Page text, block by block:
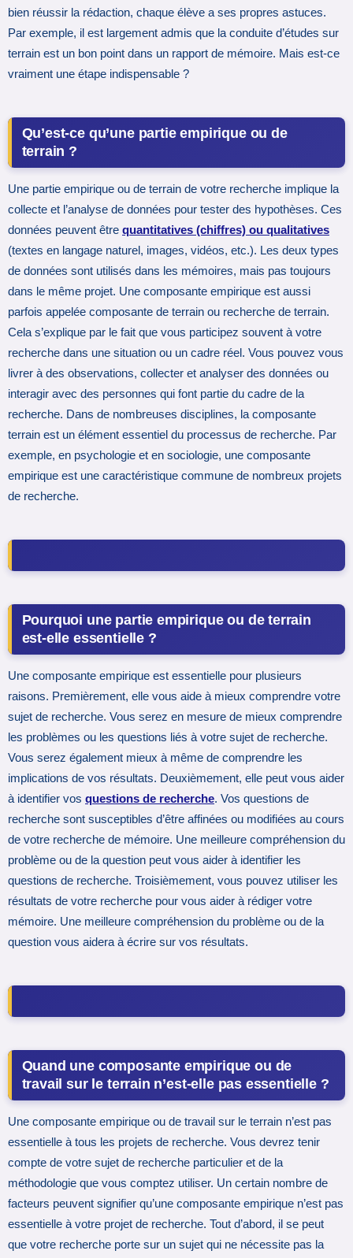
bien réussir la rédaction, chaque élève a ses propres astuces.
Par exemple, il est largement admis que la conduite d’études sur
terrain est un bon point dans un rapport de mémoire. Mais est-ce
vraiment une étape indispensable ?
Qu’est-ce qu’une partie empirique ou de
terrain ?
Une partie empirique ou de terrain de votre recherche implique la
collecte et l’analyse de données pour tester des hypothèses. Ces
données peuvent être quantitatives (chiffres) ou qualitatives
(textes en langage naturel, images, vidéos, etc.). Les deux types
de données sont utilisés dans les mémoires, mais pas toujours
dans le même projet. Une composante empirique est aussi
parfois appelée composante de terrain ou recherche de terrain.
Cela s’explique par le fait que vous participez souvent à votre
recherche dans une situation ou un cadre réel. Vous pouvez vous
livrer à des observations, collecter et analyser des données ou
interagir avec des personnes qui font partie du cadre de la
recherche. Dans de nombreuses disciplines, la composante
terrain est un élément essentiel du processus de recherche. Par
exemple, en psychologie et en sociologie, une composante
empirique est une caractéristique commune de nombreux projets
de recherche.
Pourquoi une partie empirique ou de terrain
est-elle essentielle ?
Une composante empirique est essentielle pour plusieurs
raisons. Premièrement, elle vous aide à mieux comprendre votre
sujet de recherche. Vous serez en mesure de mieux comprendre
les problèmes ou les questions liés à votre sujet de recherche.
Vous serez également mieux à même de comprendre les
implications de vos résultats. Deuxièmement, elle peut vous aider
à identifier vos questions de recherche. Vos questions de
recherche sont susceptibles d’être affinées ou modifiées au cours
de votre recherche de mémoire. Une meilleure compréhension du
problème ou de la question peut vous aider à identifier les
questions de recherche. Troisièmement, vous pouvez utiliser les
résultats de votre recherche pour vous aider à rédiger votre
mémoire. Une meilleure compréhension du problème ou de la
question vous aidera à écrire sur vos résultats.
Quand une composante empirique ou de
travail sur le terrain n’est-elle pas essentielle ?
Une composante empirique ou de travail sur le terrain n’est pas
essentielle à tous les projets de recherche. Vous devrez tenir
compte de votre sujet de recherche particulier et de la
méthodologie que vous comptez utiliser. Un certain nombre de
facteurs peuvent signifier qu’une composante empirique n’est pas
essentielle à votre projet de recherche. Tout d’abord, il se peut
que votre recherche porte sur un sujet qui ne nécessite pas la